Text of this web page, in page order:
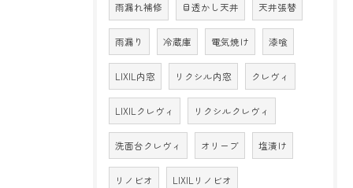
雨漏れ補修 目透かし天井 天井張替
雨漏り 冷蔵庫 電気焼け 漆喰
LIXIL内窓 リクシル内窓 クレヴィ
LIXILクレヴィ リクシルクレヴィ
洗面台クレヴィ オリーブ 塩漬け
リノビオ LIXILリノビオ